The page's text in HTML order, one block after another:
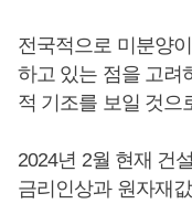
전국적으로 미분양
하고 있는 점을 고려
적 기조를 보일 것으
2024년 2월 현재 건
금리인상과 원자재